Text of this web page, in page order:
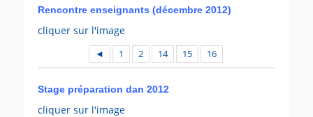
Rencontre enseignants (décembre 2012)
cliquer sur l'image
◄ 1 2 14 15 16
Stage préparation dan 2012
cliquer sur l'image